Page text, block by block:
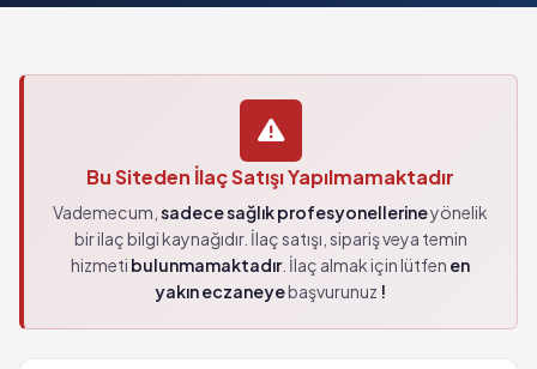
Bu Siteden İlaç Satışı Yapılmamaktadır
Vademecum, sadece sağlık profesyonellerineyönelik
bir ilaç bilgi kaynağıdır. İlaç satışı, sipariş veya temin
hizmeti bulunmamaktadır. İlaç almak için lütfen en
yakın eczaneyebaşvurunuz !